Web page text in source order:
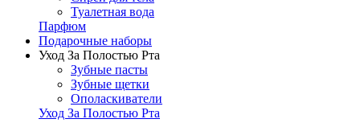
Туалетная вода
Парфюм
Подарочные наборы
Уход За Полостью Рта
Зубные пасты
Зубные щетки
Ополаскиватели
Уход За Полостью Рта